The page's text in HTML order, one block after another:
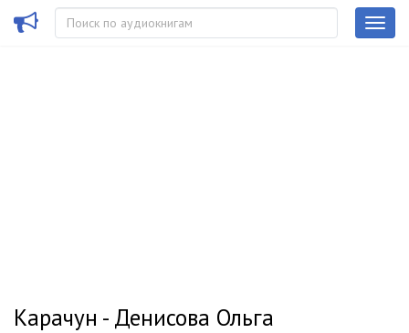
Карачун - Денисова Ольга